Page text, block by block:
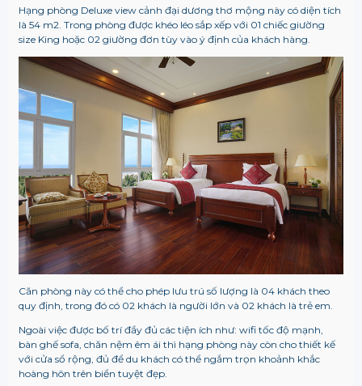
Hạng phòng Deluxe view cảnh đại dương thơ mộng này có diện tích
là 54 m2. Trong phòng được khéo léo sắp xếp với 01 chiếc giường
size King hoặc 02 giường đơn tùy vào ý định của khách hàng.
Căn phòng này có thể cho phép lưu trú số lượng là 04 khách theo
quy định, trong đó có 02 khách là người lớn và 02 khách là trẻ em.
Ngoài việc được bố trí đầy đủ các tiện ích như: wifi tốc độ mạnh,
bàn ghế sofa, chăn nệm êm ái thì hạng phòng này còn cho thiết kế
với cửa sổ rộng, đủ để du khách có thể ngắm trọn khoảnh khắc
hoàng hôn trên biển tuyệt đẹp.